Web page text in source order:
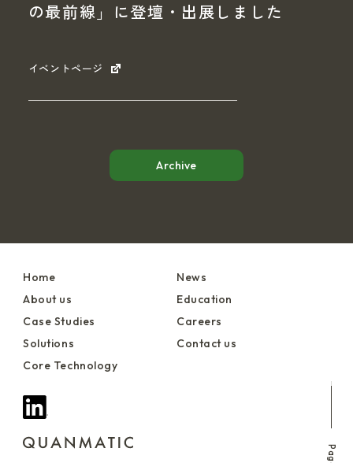
の最前線」に登壇・出展しました
イベントページ
Archive
Home
About us
Case Studies
Solutions
Core Technology
News
Education
Careers
Contact us